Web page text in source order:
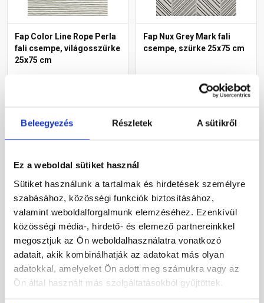
Beleegyezés Részletek A sütikről
Ez a weboldal sütiket használ
Sütiket használunk a tartalmak és hirdetések személyre
szabásához, közösségi funkciók biztosításához,
valamint weboldalforgalmunk elemzéséhez. Ezenkívül
közösségi média-, hirdető- és elemező partnereinkkel
megosztjuk az Ön weboldalhasználatra vonatkozó
adatait, akik kombinálhatják az adatokat más olyan
adatokkal, amelyeket Ön adott meg számukra vagy az
Ön által használt más szolgáltatásokból gyűjtöttek.
Fap Color Line Rope Perla
fali csempe, világosszürke
25x75 cm
Megnézem
Fap Nux Grey Mark fali
csempe, szürke 25x75 cm
Megnézem
Imola Creacon 60Dg
Padlólap Ret. sötét szürke
60x60 cm 1,08 m2/cs
Fap Maku Light fali
csempe, szürke 25x75 cm